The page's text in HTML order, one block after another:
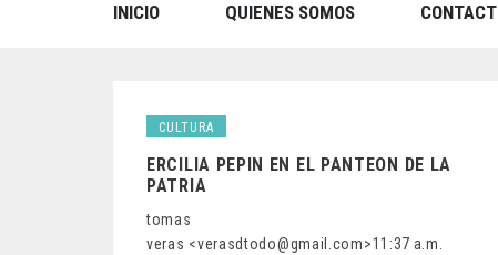
INICIO QUIENES SOMOS CONTACT
CULTURA
ERCILIA PEPIN EN EL PANTEON DE LA
PATRIA
tomas
veras <verasdtodo@gmail.com>11:37 a.m.